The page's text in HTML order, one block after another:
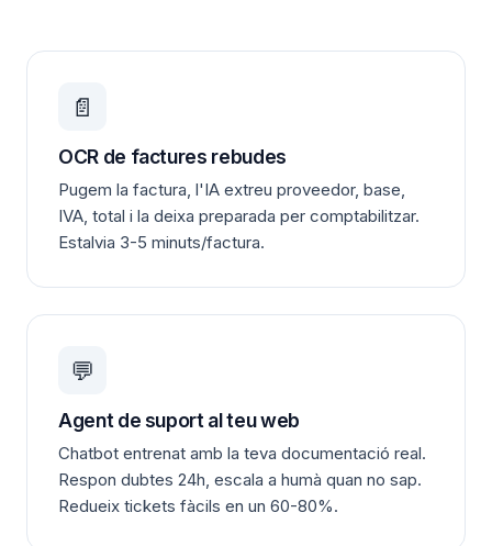
📄
OCR de factures rebudes
Pugem la factura, l'IA extreu proveedor, base,
IVA, total i la deixa preparada per comptabilitzar.
Estalvia 3-5 minuts/factura.
💬
Agent de suport al teu web
Chatbot entrenat amb la teva documentació real.
Respon dubtes 24h, escala a humà quan no sap.
Redueix tickets fàcils en un 60-80%.